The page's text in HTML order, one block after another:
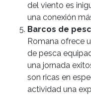
del viento es
una conexión
Barcos de
Romana ofrece
de pesca
una jornada
son ricas en
actividad una